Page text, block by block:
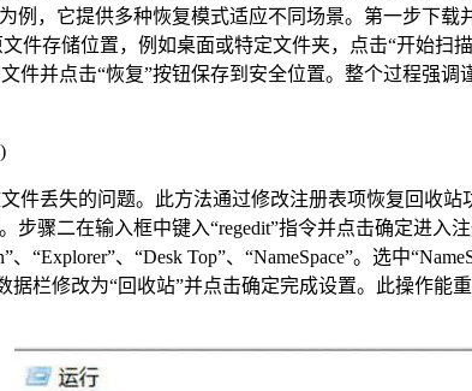
例，它提供多种恢复模式适应不同场景。第一步下
件存储位置，例如桌面或特定文件夹，点击“开始
件并点击“恢复”按钮保存到安全位置。整个过程强
件丢失的问题。此方法通过修改注册表项恢复回收
步骤二在输入框中键入“regedit”指令并点击确定进
、“Explorer”、“Desk Top”、“NameSpace”。选
据栏修改为“回收站”并点击确定完成设置。此操作